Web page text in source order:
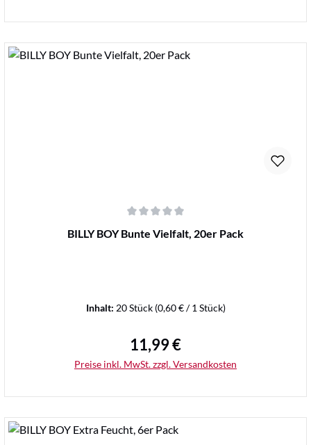
Durchschnittliche Bewertung von 0 von 5 Sternen
BILLY BOY Bunte Vielfalt, 20er Pack
Inhalt: 20 Stück (0,60 € / 1 Stück)
Regulärer Preis:
11,99 €
Preise inkl. MwSt. zzgl. Versandkosten